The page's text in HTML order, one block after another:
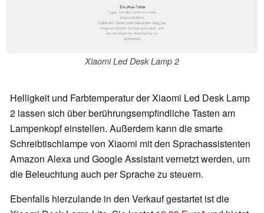
Xiaomi Led Desk Lamp 2
Helligkeit und Farbtemperatur der Xiaomi Led Desk Lamp
2 lassen sich über berührungsempfindliche Tasten am
Lampenkopf einstellen. Außerdem kann die smarte
Schreibtischlampe von Xiaomi mit den Sprachassistenten
Amazon Alexa und Google Assistant vernetzt werden, um
die Beleuchtung auch per Sprache zu steuern.
Ebenfalls hierzulande in den Verkauf gestartet ist die